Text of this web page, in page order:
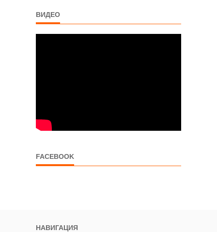
ВИДЕО
FACEBOOK
НАВИГАЦИЯ